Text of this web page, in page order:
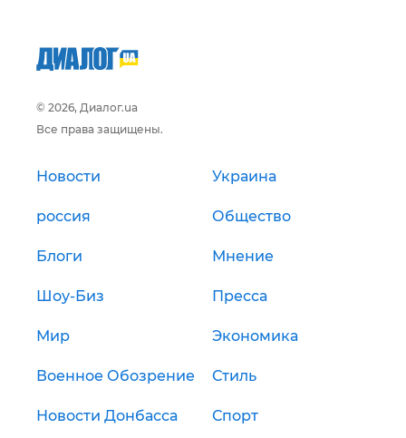
© 2026, Диалог.ua
Все права защищены.
Новости Украина
россия Общество
Блоги Мнение
Шоу-Биз Пресса
Мир Экономика
Военное Обозрение Стиль
Новости Донбасса Спорт